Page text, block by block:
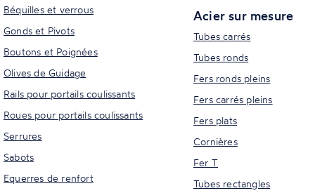
Béquilles et verrous
Gonds et Pivots
Boutons et Poignées
Olives de Guidage
Rails pour portails coulissants
Roues pour portails coulissants
Serrures
Sabots
Equerres de renfort
Acier sur mesure
Tubes carrés
Tubes ronds
Fers ronds pleins
Fers carrés pleins
Fers plats
Cornières
Fer T
Tubes rectangles